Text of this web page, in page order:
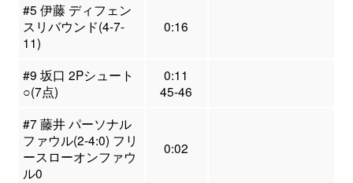
#5 伊藤 ディフェン
スリバウンド(4-7-
11)
0:16
#9 坂口 2Pシュート
○(7点)
0:11
45-46
#7 藤井 パーソナル
ファウル(2-4:0) フリ
ースローオンファウ
ル0
0:02